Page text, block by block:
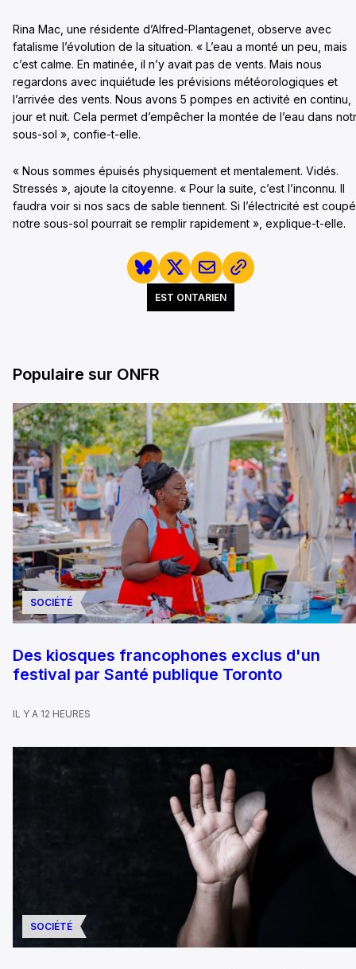
Rina Mac, une résidente d’Alfred-Plantagenet, observe avec
fatalisme l’évolution de la situation. « L’eau a monté un peu, mais
c’est calme. En matinée, il n’y avait pas de vents. Mais nous
regardons avec inquiétude les prévisions météorologiques et
l’arrivée des vents. Nous avons 5 pompes en activité en continu,
jour et nuit. Cela permet d’empêcher la montée de l’eau dans
sous-sol », confie-t-elle.
« Nous sommes épuisés physiquement et mentalement. Vidés.
Stressés », ajoute la citoyenne. « Pour la suite, c’est l’inconnu. Il
faudra voir si nos sacs de sable tiennent. Si l’électricité est
notre sous-sol pourrait se remplir rapidement », explique-t-elle.
EST ONTARIEN
Populaire sur ONFR
SOCIÉTÉ
Des kiosques francophones exclus d'un
festival par Santé publique Toronto
IL Y A 12 HEURES
SOCIÉTÉ